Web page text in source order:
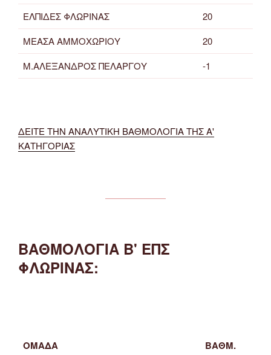
ΕΛΠΙΔΕΣ ΦΛΩΡΙΝΑΣ
20
ΜΕΑΣΑ ΑΜΜΟΧΩΡΙΟΥ
20
Μ.ΑΛΕΞΑΝΔΡΟΣ ΠΕΛΑΡΓΟΥ
-1
ΔΕΙΤΕ ΤΗΝ ΑΝΑΛΥΤΙΚΗ ΒΑΘΜΟΛΟΓΙΑ ΤΗΣ Α'
ΚΑΤΗΓΟΡΙΑΣ
ΒΑΘΜΟΛΟΓΙΑ Β' ΕΠΣ
ΦΛΩΡΙΝΑΣ:
ΟΜΑΔΑ ΒΑΘΜ.